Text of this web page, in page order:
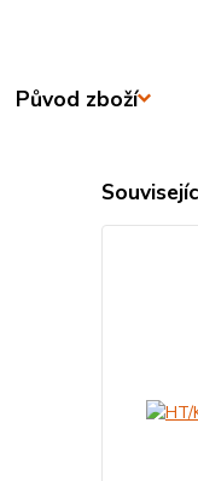
Původ zboží